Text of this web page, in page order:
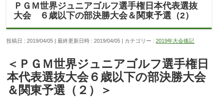
ＰＧＭ世界ジュニアゴルフ選手権日本代表選抜
大会 ６歳以下の部決勝大会＆関東予選（2）
投稿日 : 2019/04/05 最終更新日時 : 2019/04/05 カテゴリー :2019年大会後記
＜ＰＧＭ世界ジュニアゴルフ選手権日
本代表選抜大会６歳以下の部決勝大会
＆関東予選（２）＞